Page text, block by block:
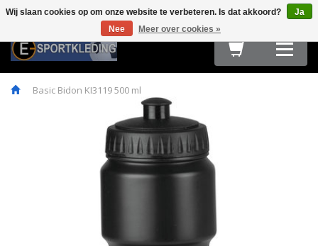
Terug
HARDLOOPKLEDING
Terug
TEAMWEAR
Terug
FIETSKLEDING
Terug
FITNESS
Terug
OUTDOOR
Terug
ACCESSOIRES
Terug
E-SPORT & GAMING
Terug
OBSTACLE RUN & BOOTCAMP
Terug
MAATTABELLEN
Basic Bidon KI3119 500 ml
Wij slaan cookies op om onze website te verbeteren. Is dat akkoord?
Ja
Nee
Meer over cookies »